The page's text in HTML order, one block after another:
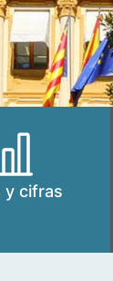
y cifras